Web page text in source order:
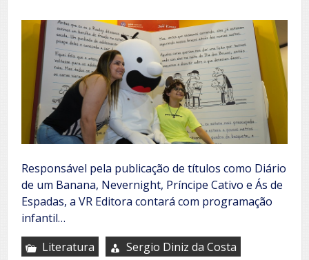
Responsável pela publicação de títulos como Diário
de um Banana, Nevernight, Príncipe Cativo e Ás de
Espadas, a VR Editora contará com programação
infantil…
Literatura
Sergio Diniz da Costa